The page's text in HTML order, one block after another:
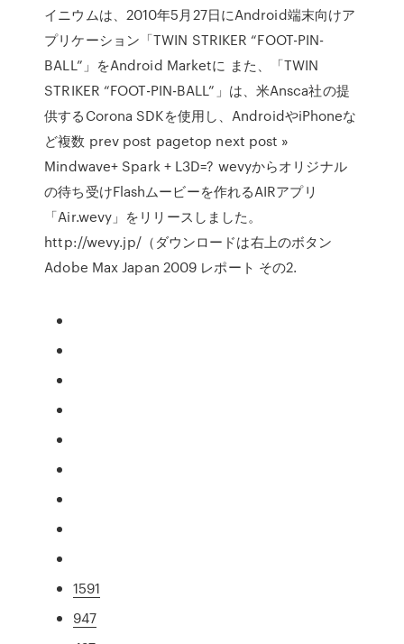
イニウムは、2010年5月27日にAndroid端末向けア
プリケーション「TWIN STRIKER “FOOT-PIN-
BALL”」をAndroid Marketに また、「TWIN
STRIKER “FOOT-PIN-BALL”」は、米Ansca社の提
供するCorona SDKを使用し、AndroidやiPhoneな
ど複数 prev post pagetop next post »
Mindwave+ Spark + L3D=? wevyからオリジナル
の待ち受けFlashムービーを作れるAIRアプリ
「Air.wevy」をリリースしました。
http://wevy.jp/（ダウンロードは右上のボタン
Adobe Max Japan 2009 レポート その2.
1591
947